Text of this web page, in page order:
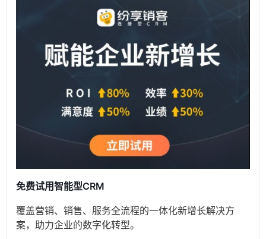
免费试用智能型CRM
覆盖营销、销售、服务全流程的一体化新增长解决方
案，助力企业的数字化转型。